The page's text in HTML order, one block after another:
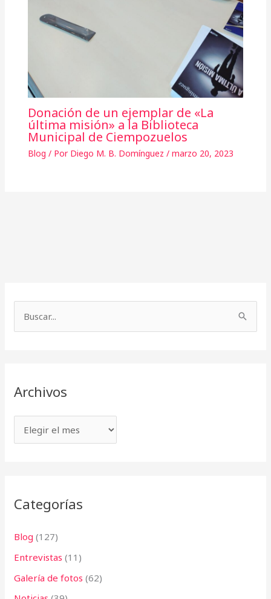
Donación de un ejemplar de «La
última misión» a la Biblioteca
Municipal de Ciempozuelos
Blog / Por Diego M. B. Domínguez / marzo 20, 2023
a
o
Archivos
o
s
Categorías
Blog (127)
Entrevistas (11)
Galería de fotos (62)